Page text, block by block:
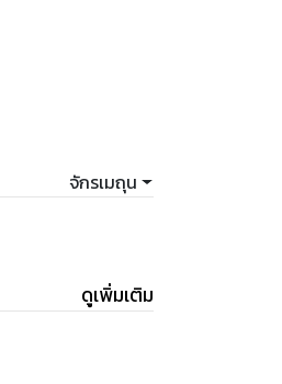
จักรเมถุน
ดูเพิ่มเติม